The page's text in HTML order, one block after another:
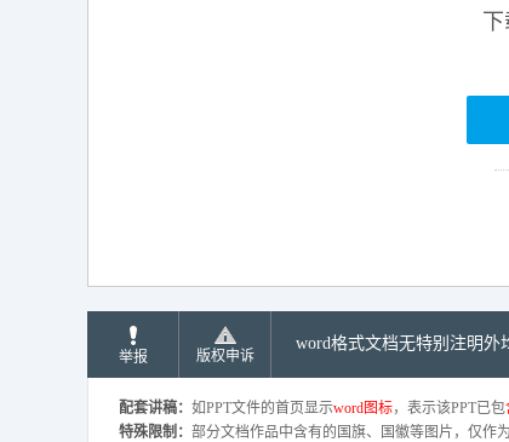
举报 版权申诉
word格式文档无特别注明外
配套讲稿： 如PPT文件的首页显示word图标，表示该PPT已包
特殊限制： 部分文档作品中含有的国旗、国徽等图片，仅作